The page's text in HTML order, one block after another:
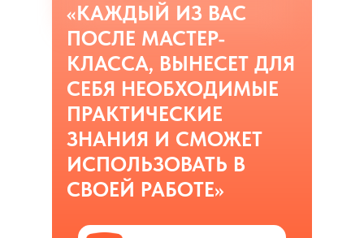
«КАЖДЫЙ ИЗ ВАС
ПОСЛЕ МАСТЕР-
КЛАССА, ВЫНЕСЕТ ДЛЯ
СЕБЯ НЕОБХОДИМЫЕ
ПРАКТИЧЕСКИЕ
ЗНАНИЯ И СМОЖЕТ
ИСПОЛЬЗОВАТЬ В
СВОЕЙ РАБОТЕ»